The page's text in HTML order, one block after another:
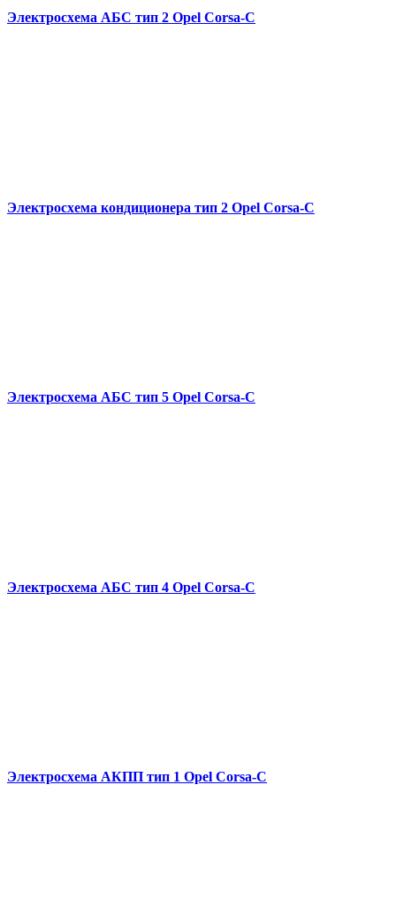
Электросхема АБС тип 2 Opel Corsa-C
Электросхема кондиционера тип 2 Opel Corsa-C
Электросхема АБС тип 5 Opel Corsa-C
Электросхема АБС тип 4 Opel Corsa-C
Электросхема АКПП тип 1 Opel Corsa-C